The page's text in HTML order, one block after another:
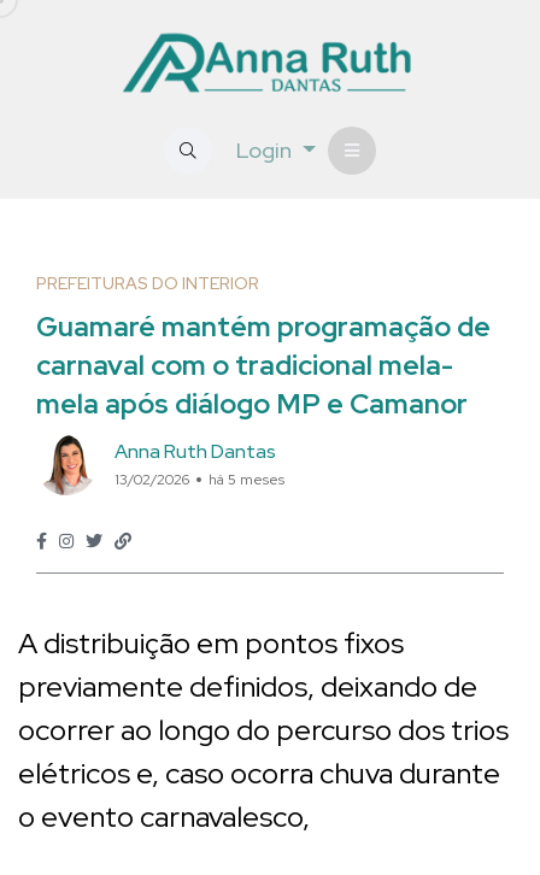
Login
PREFEITURAS DO INTERIOR
Guamaré mantém programação de
carnaval com o tradicional mela-
mela após diálogo MP e Camanor
Anna Ruth Dantas
13/02/2026 há 5 meses
A distribuição em pontos fixos
previamente definidos, deixando de
ocorrer ao longo do percurso dos trios
elétricos e, caso ocorra chuva durante
o evento carnavalesco,